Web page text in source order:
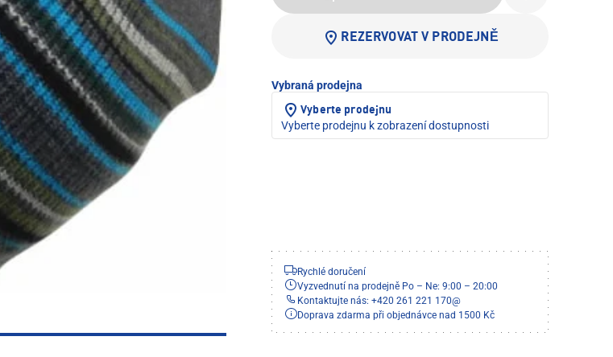
REZERVOVAT V PRODEJNĚ
Vybraná prodejna
Vyberte prodejnu
Vyberte prodejnu k zobrazení dostupnosti
Rychlé doručení
Vyzvednutí na prodejně Po – Ne: 9:00 – 20:00
Kontaktujte nás: +420 261 221 170@
Doprava zdarma při objednávce nad 1500 Kč